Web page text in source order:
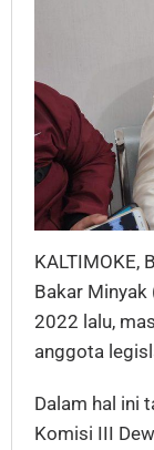
KALTIMOKE,
Bakar
2022 lalu,
anggota
Dalam hal ini
Komisi III